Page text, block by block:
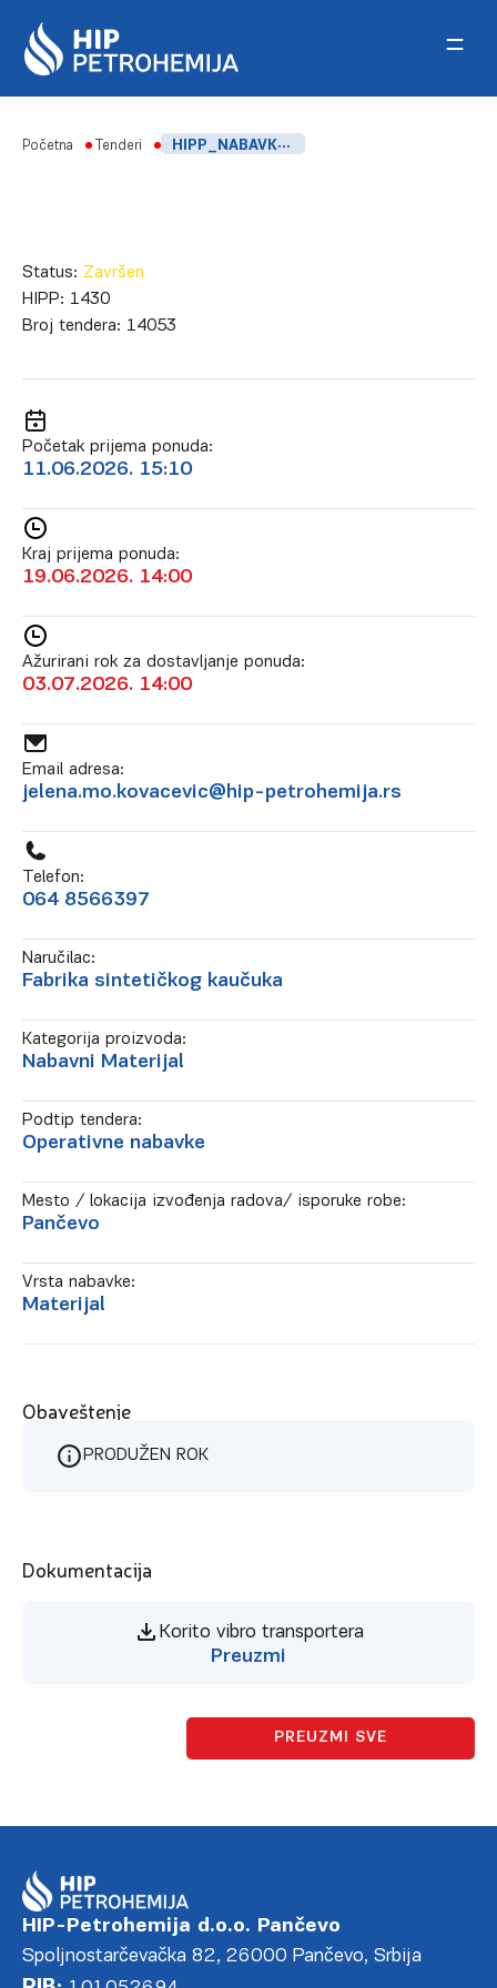
Početna Tenderi HIPP_NABAVKA KORITA VIBRO TRANSPORTERA FSK
Status: Završen
HIPP: 1430
Broj tendera: 14053
Početak prijema ponuda:
11.06.2026. 15:10
Kraj prijema ponuda:
19.06.2026. 14:00
Ažurirani rok za dostavljanje ponuda:
03.07.2026. 14:00
Email adresa:
jelena.mo.kovacevic@hip-petrohemija.rs
Telefon:
064 8566397
Naručilac:
Fabrika sintetičkog kaučuka
Kategorija proizvoda:
Nabavni Materijal
Podtip tendera:
Operativne nabavke
Mesto / lokacija izvođenja radova/ isporuke robe:
Pančevo
Vrsta nabavke:
Materijal
Obaveštenje
PRODUŽEN ROK
Dokumentacija
Korito vibro transportera
Preuzmi
PREUZMI SVE
HIP-Petrohemija d.o.o. Pančevo
Spoljnostarčevačka 82, 26000 Pančevo, Srbija